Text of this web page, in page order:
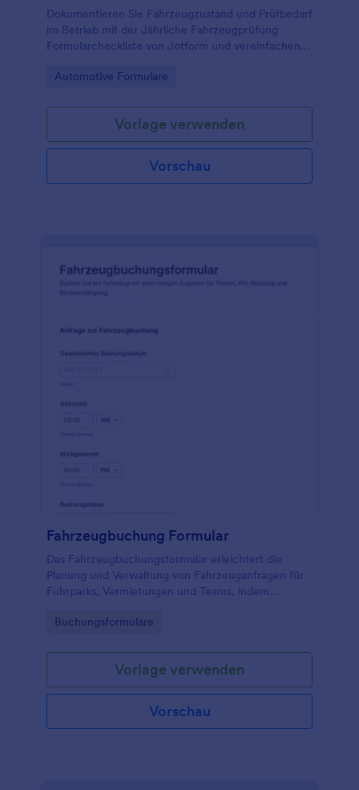
Dokumentieren Sie Fahrzeugzustand und Prüfbedarf
im Betrieb mit der Jährliche Fahrzeugprüfung
Formularcheckliste von Jotform und vereinfachen
Nachverfolgung für Fuhrparks und Werkstätten.
Go to Category:
Automotive Formulare
Vorlage verwenden
Vorschau
Fahrzeugbuchung Formular
Das Fahrzeugbuchungsformular erleichtert die
Planung und Verwaltung von Fahrzeuganfragen für
Fuhrparks, Vermietungen und Teams, indem
Jotform zentral gebündelt werden.
Go to Category:
Buchungsformulare
Vorlage verwenden
Vorschau